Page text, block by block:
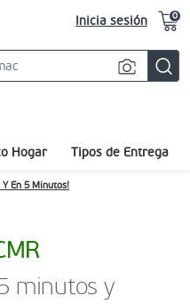
Inicia sesión 0
Hogar Tipos de Entrega
Y En 5 Minutos!
minutos y